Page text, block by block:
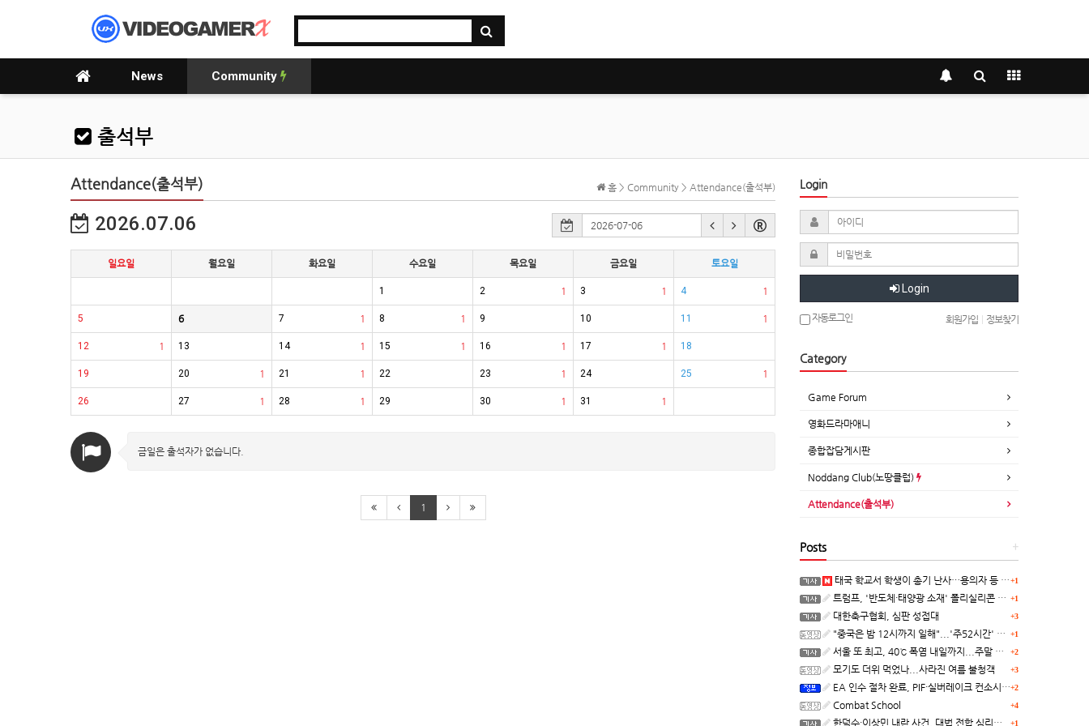
News Community
출석부
홈 > Community > Attendance(출석부)
Attendance(출석부)
2026.07.06
일요일 월요일 화요일 수요일 목요일 금요일 토요일
1 1
2 1
3 1
4
5 6 1
7 1
8 9 10 1
11
1
12 13 1
14 1
15 1
16 1
17 18
19 1
20 1
21 22 1
23 24 1
25
26 1
27 1
28 29 1
30 1
31
금일은 출석자가 없습니다.
1
Login
Login
자동로그인 회원가입 정보찾기
Category
Game Forum
영화드라마애니
종합잡담게시판
Noddang Club(노땅클럽)
Attendance(출석부)
+
Posts
+1
태국 학교서 학생이 총기 난사…용의자 등 8명 숨져
+1
트럼프, '반도체·태양광 소재' 폴리실리콘 파생 제품에 15% 관세...한국 기업도 영향
+3
대한축구협회, 심판 성접대
+1
"중국은 밤 12시까지 일해"...'주52시간' 손볼까
+2
서울 또 최고, 40℃ 폭염 내일까지...주말 동쪽 비바람
+3
모기도 더위 먹었나...사라진 여름 불청객
+2
EA 인수 절차 완료, PIF·실버레이크 컨소시엄 산하 편입
+4
Combat School
+1
한덕수·이상민 내란 사건, 대법 전합 심리…"역사적 사법평가"(종합)